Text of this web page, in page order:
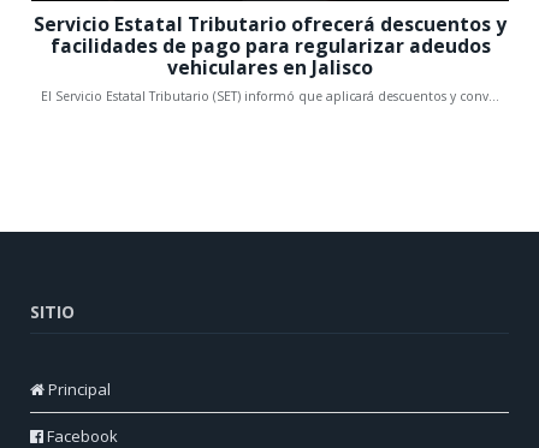
SITIO
Principal
Facebook